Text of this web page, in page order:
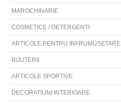
MAROCHINARIE
COSMETICE / DETERGENTI
ARTICOLE PENTRU INFRUMUSETARE
BIJUTERII
ARTICOLE SPORTIVE
DECORATIUNI INTERIOARE